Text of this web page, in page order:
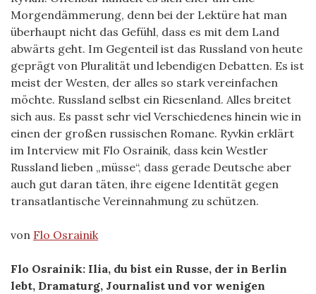
Morgendämmerung, denn bei der Lektüre hat man
überhaupt nicht das Gefühl, dass es mit dem Land
abwärts geht. Im Gegenteil ist das Russland von heute
geprägt von Pluralität und lebendigen Debatten. Es ist
meist der Westen, der alles so stark vereinfachen
möchte. Russland selbst ein Riesenland. Alles breitet
sich aus. Es passt sehr viel Verschiedenes hinein wie in
einen der großen russischen Romane. Ryvkin erklärt
im Interview mit Flo Osrainik, dass kein Westler
Russland lieben „müsse“, dass gerade Deutsche aber
auch gut daran täten, ihre eigene Identität gegen
transatlantische Vereinnahmung zu schützen.
von Flo Osrainik
Flo Osrainik: Ilia, du bist ein Russe, der in Berlin
lebt, Dramaturg, Journalist und vor wenigen